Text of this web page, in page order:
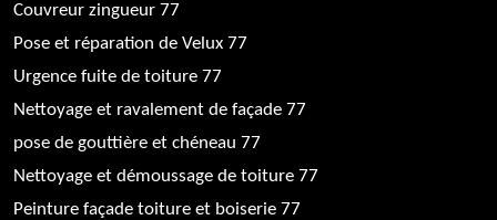
Couvreur zingueur 77
Pose et réparation de Velux 77
Urgence fuite de toiture 77
Nettoyage et ravalement de façade 77
pose de gouttière et chéneau 77
Nettoyage et démoussage de toiture 77
Peinture façade toiture et boiserie 77